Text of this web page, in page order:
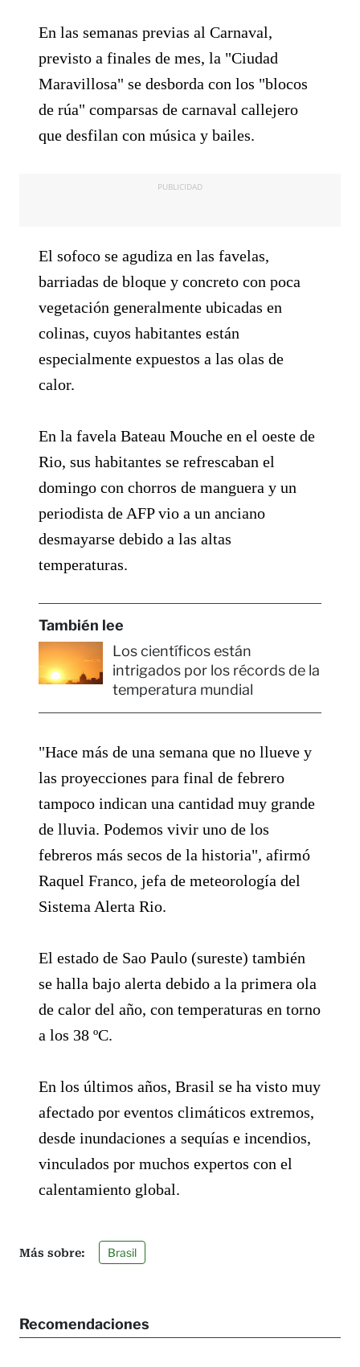
En las semanas previas al Carnaval,
previsto a finales de mes, la "Ciudad
Maravillosa" se desborda con los "blocos
de rúa" comparsas de carnaval callejero
que desfilan con música y bailes.
PUBLICIDAD
El sofoco se agudiza en las favelas,
barriadas de bloque y concreto con poca
vegetación generalmente ubicadas en
colinas, cuyos habitantes están
especialmente expuestos a las olas de
calor.
En la favela Bateau Mouche en el oeste de
Rio, sus habitantes se refrescaban el
domingo con chorros de manguera y un
periodista de AFP vio a un anciano
desmayarse debido a las altas
temperaturas.
También lee
Los científicos están
intrigados por los récords de la
temperatura mundial
"Hace más de una semana que no llueve y
las proyecciones para final de febrero
tampoco indican una cantidad muy grande
de lluvia. Podemos vivir uno de los
febreros más secos de la historia", afirmó
Raquel Franco, jefa de meteorología del
Sistema Alerta Rio.
El estado de Sao Paulo (sureste) también
se halla bajo alerta debido a la primera ola
de calor del año, con temperaturas en torno
a los 38 ºC.
En los últimos años, Brasil se ha visto muy
afectado por eventos climáticos extremos,
desde inundaciones a sequías e incendios,
vinculados por muchos expertos con el
calentamiento global.
Brasil
Recomendaciones